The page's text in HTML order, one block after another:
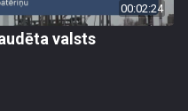
00:02:24
valsts